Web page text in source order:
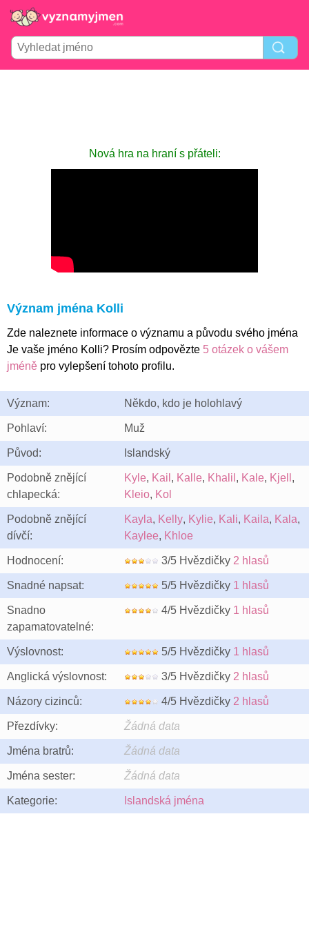
Nová hra na hraní s přáteli:
Význam jména Kolli
Zde naleznete informace o významu a původu svého jména
Je vaše jméno Kolli? Prosím odpovězte 5 otázek o vášem
jméně pro vylepšení tohoto profilu.
Význam: Někdo, kdo je holohlavý
Pohlaví: Muž
Původ: Islandský
Podobně znějící
chlapecká:
Kyle, Kail , Kalle, Khalil , Kale, Kjell ,
Kleio, Kol
Podobně znějící
dívčí:
Kayla, Kelly, Kylie, Kali, Kaila, Kala,
Kaylee, Khloe
Hodnocení: 3/5 Hvězdičky 2 hlasů
Snadné napsat: 5/5 Hvězdičky 1 hlasů
Snadno
zapamatovatelné:
4/5 Hvězdičky 1 hlasů
Výslovnost: 5/5 Hvězdičky 1 hlasů
Anglická výslovnost: 3/5 Hvězdičky 2 hlasů
Názory cizinců: 4/5 Hvězdičky 2 hlasů
Přezdívky: Žádná data
Jména bratrů: Žádná data
Jména sester: Žádná data
Kategorie: Islandská jména